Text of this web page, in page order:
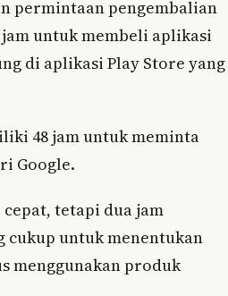
permintaan pengembalian
untuk membeli aplikasi
di aplikasi Play Store yang
48 jam untuk meminta
Google.
tetapi dua jam
cukup untuk menentukan
menggunakan produk